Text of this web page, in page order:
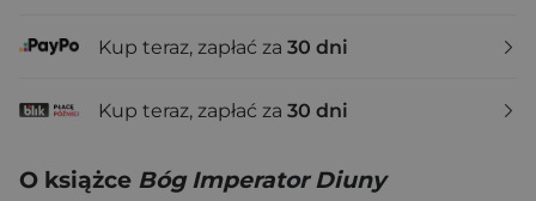
Kup teraz, zapłać za 30 dni
Kup teraz, zapłać za 30 dni
O książce Bóg Imperator Diuny